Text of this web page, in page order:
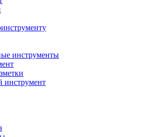
инструменты
инструмент